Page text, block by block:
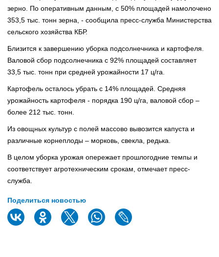
зерно. По оперативным данным, с 50% площадей намолочено
353,5 тыс. тонн зерна, - сообщила пресс-служба Министерства
сельского хозяйства КБР.
Близится к завершению уборка подсолнечника и картофеля.
Валовой сбор подсолнечника с 92% площадей составляет
33,5 тыс. тонн при средней урожайности 17 ц/га.
Картофель осталось убрать с 14% площадей. Средняя
урожайность картофеля - порядка 190 ц/га, валовой сбор –
более 212 тыс. тонн.
Из овощных культур с полей массово вывозится капуста и
различные корнеплоды – морковь, свекла, редька.
В целом уборка урожая опережает прошлогодние темпы и
соответствует агротехническим срокам, отмечает пресс-
служба.
Поделиться новостью